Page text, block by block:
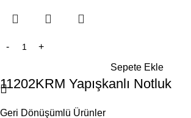
Sepete Ekle
11202KRM Yapışkanlı Notluk
Geri Dönüşümlü Ürünler